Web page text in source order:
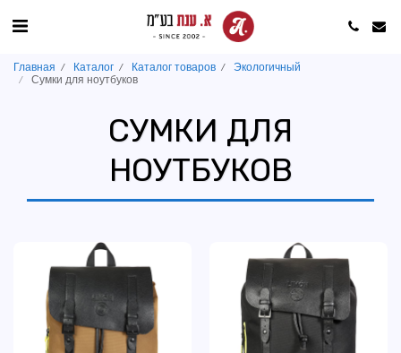
Главная Каталог Каталог товаров
Экологичный
Сумки для ноутбуков
СУМКИ ДЛЯ
НОУТБУКОВ